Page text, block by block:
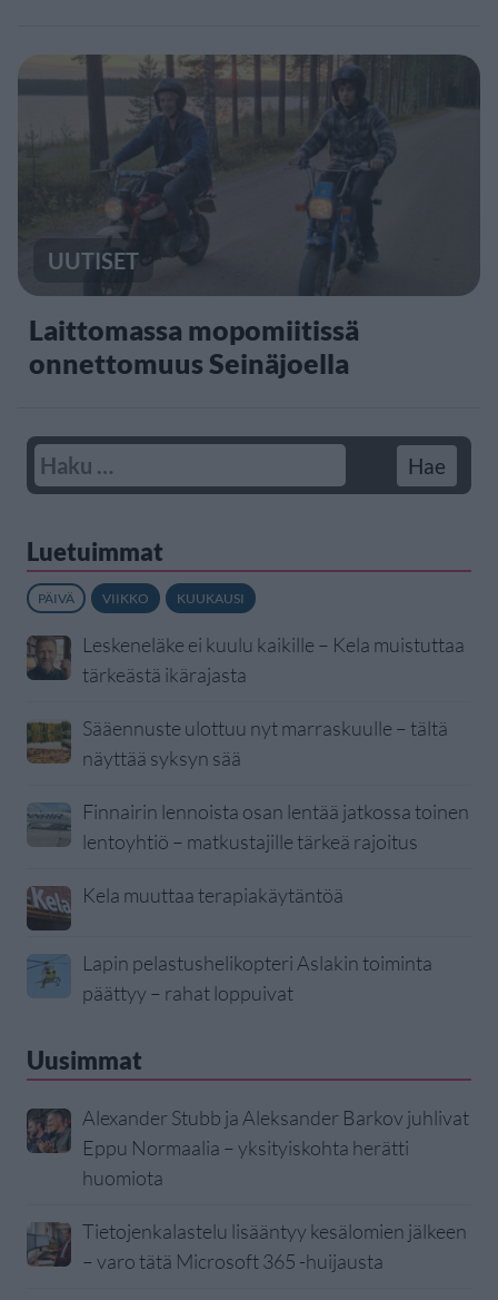
UUTISET
Laittomassa mopomiitissä
onnettomuus Seinäjoella
Luetuimmat
PÄIVÄ VIIKKO KUUKAUSI
Leskeneläke ei kuulu kaikille – Kela muistuttaa
tärkeästä ikärajasta
Sääennuste ulottuu nyt marraskuulle – tältä
näyttää syksyn sää
Finnairin lennoista osan lentää jatkossa toinen
lentoyhtiö – matkustajille tärkeä rajoitus
Kela muuttaa terapiakäytäntöä
Lapin pelastushelikopteri Aslakin toiminta
päättyy – rahat loppuivat
Uusimmat
Alexander Stubb ja Aleksander Barkov juhlivat
Eppu Normaalia – yksityiskohta herätti
huomiota
Tietojenkalastelu lisääntyy kesälomien jälkeen
– varo tätä Microsoft 365 -huijausta